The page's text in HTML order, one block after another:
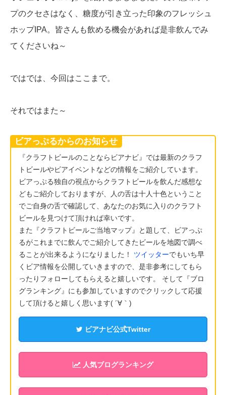
プのクセさはなく、糖度が引き立った印象のフレッシュ
ホップIPA。皆さんも飲める機会があれば是非飲んでみ
てくださいね～
ではでは、今回はここまで。
それではまた～
ビアっぷるからのお知らせ
『クラフトビールのことならビアナビ』では最新のクラフ
トビールやビアイベントなどの情報をご紹介しています。
ビアっぷる独自の視点からクラフトビールを飲んだ感想な
どもご紹介しておりますが、人の舌は十人十色ということ
でご自身の舌で確認して、あなたのお気に入りのクラフト
ビールを見つけて頂ければ幸いです。
また『クラフトビールご当地マップ』と題して、ビアっぷ
るがこれまでに飲んでご紹介してきたビールを地図で調べ
ることが出来るようになりました！ ツイッターでもいち早
くビア情報を公開していきますので、是非参考にしてもら
ったりフォローしてもらえると嬉しいです。 そして『ブロ
グランキング』にも参加していますのでクリックして応援
して頂けると嬉しく思います( ´∀｀)
ビアナビ公式Twitter
人気ブログランキング